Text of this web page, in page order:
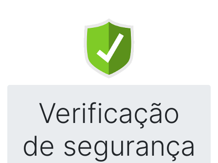
Verificação
de segurança